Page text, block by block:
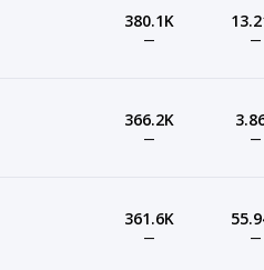
380.1K
— —
366.2K
— —
361.6K
— —